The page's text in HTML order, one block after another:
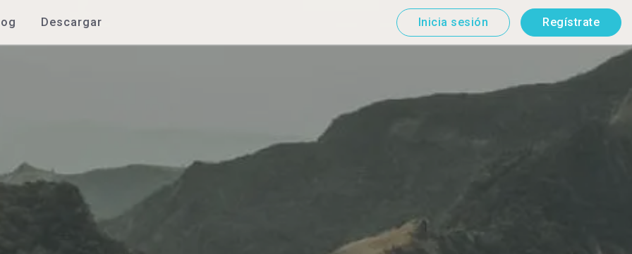
Descargar Inicia sesión Regístrate